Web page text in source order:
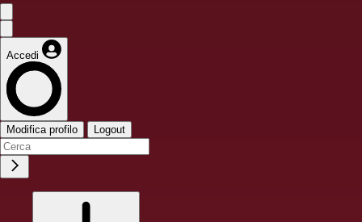
Accedi
Modifica profilo Logout